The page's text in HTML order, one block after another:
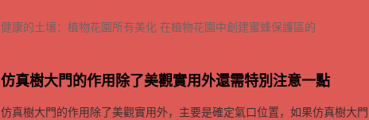
健康的土壤：植物花園所有美化 在植物花園中創建蜜蜂保護區的
仿真樹大門的作用除了美觀實用外還需特別注意一點
仿真樹大門的作用除了美觀實用外，主要是確定氣口位置，如果仿真樹大門